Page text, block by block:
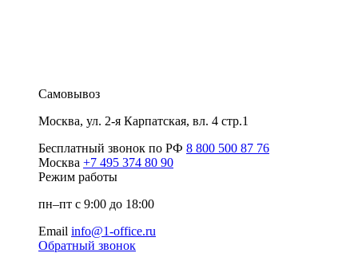
Самовывоз
Москва, ул. 2-я Карпатская, вл. 4 стр.1
Бесплатный звонок по РФ 8 800 500 87 76
Москва +7 495 374 80 90
Режим работы
пн–пт с 9:00 до 18:00
Email info@1-office.ru
Обратный звонок